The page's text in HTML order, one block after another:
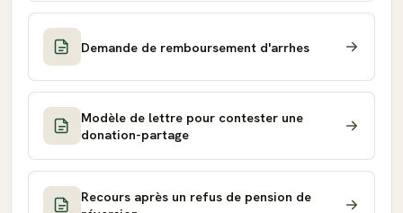
Demande de remboursement d'arrhes
Modèle de lettre pour contester une
donation-partage
Recours après un refus de pension de